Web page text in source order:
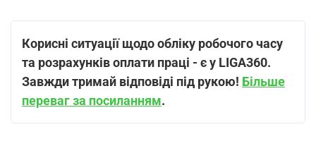
Корисні ситуації щодо обліку робочого часу
та розрахунків оплати праці - є у LIGA360.
Завжди тримай відповіді під рукою! Більше
переваг за посиланням.